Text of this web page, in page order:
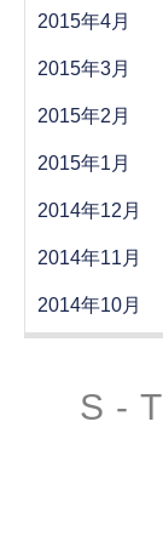
2015年4月
2015年3月
2015年2月
2015年1月
2014年12月
2014年11月
2014年10月
S-